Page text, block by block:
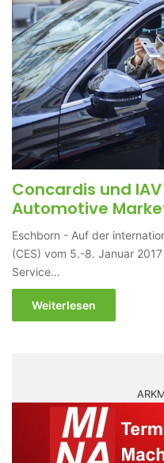
Concardis und
Automotive
Eschborn - Auf der
(CES) vom 5.-8. Januar
Service…
Weiterlesen